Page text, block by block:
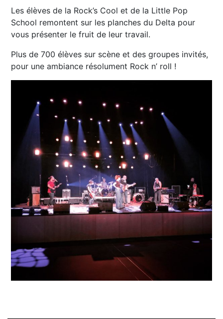
Les élèves de la Rock’s Cool et de la Little Pop
School remontent sur les planches du Delta pour
vous présenter le fruit de leur travail.
Plus de 700 élèves sur scène et des groupes invités,
pour une ambiance résolument Rock n’ roll !